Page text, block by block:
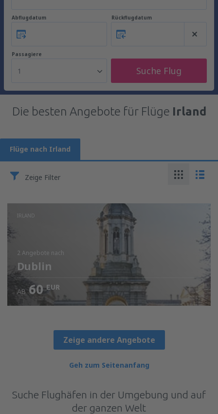
Abflugdatum Rückflugdatum
Passagiere
1 Suche Flug
Die besten Angebote für Flüge Irland
Flüge nach Irland
Zeige Filter
IRLAND
2 Angebote nach
Dublin
AB 60 EUR
Zeige andere Angebote
Geh zum Seitenanfang
Suche Flughäfen in der Umgebung und auf
der ganzen Welt